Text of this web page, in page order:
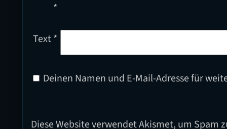
*
Text*
Deinen Namen und E-Mail-Adresse für
Diese Website verwendet Akismet, um Spam